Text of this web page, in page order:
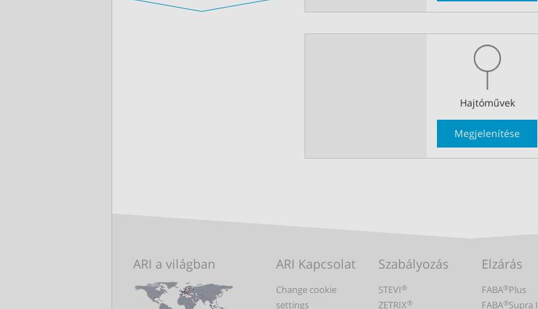
Hajtóművek
Megjelenítése
ARI a világban ARI Kapcsolat
Change cookie
settings
Szabályozás
STEVI®
ZETRIX®
Elzárás
FABA®Plus
FABA®Supra I